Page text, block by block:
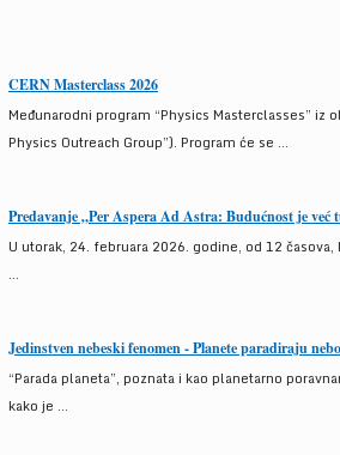
CERN Masterclass 2026
Međunarodni program “Physics Masterclasses”
Physics Outreach Group”). Program će se ...
Predavanje „Per Aspera Ad Astra: Budućnost je već
U utorak, 24. februara 2026. godine, od 12
...
Jedinstven nebeski fenomen - Planete paradiraju
“Parada planeta”, poznata i kao planetarno
kako je ...